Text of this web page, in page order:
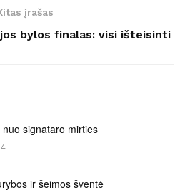
įrašas
bylos finalas: visi išteisinti
signataro mirties
ir šeimos šventė